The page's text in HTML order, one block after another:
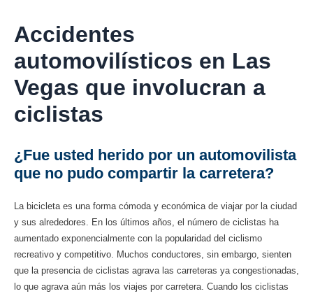
Accidentes
automovilísticos en Las
Vegas que involucran a
ciclistas
¿Fue usted herido por un automovilista
que no pudo compartir la carretera?
La bicicleta es una forma cómoda y económica de viajar por la ciudad
y sus alrededores. En los últimos años, el número de ciclistas ha
aumentado exponencialmente con la popularidad del ciclismo
recreativo y competitivo. Muchos conductores, sin embargo, sienten
que la presencia de ciclistas agrava las carreteras ya congestionadas,
lo que agrava aún más los viajes por carretera. Cuando los ciclistas